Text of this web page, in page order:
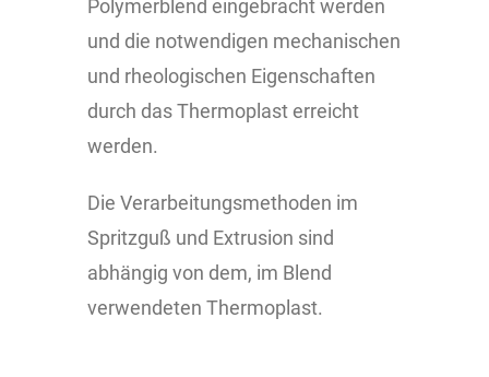
Polymerblend eingebracht werden
und die notwendigen mechanischen
und rheologischen Eigenschaften
durch das Thermoplast erreicht
werden.
Die Verarbeitungsmethoden im
Spritzguß und Extrusion sind
abhängig von dem, im Blend
verwendeten Thermoplast.